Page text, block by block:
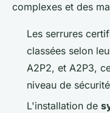
complexes et des
Les serrures
classées selon
A2P2, et A2P3,
niveau de
L'installation de